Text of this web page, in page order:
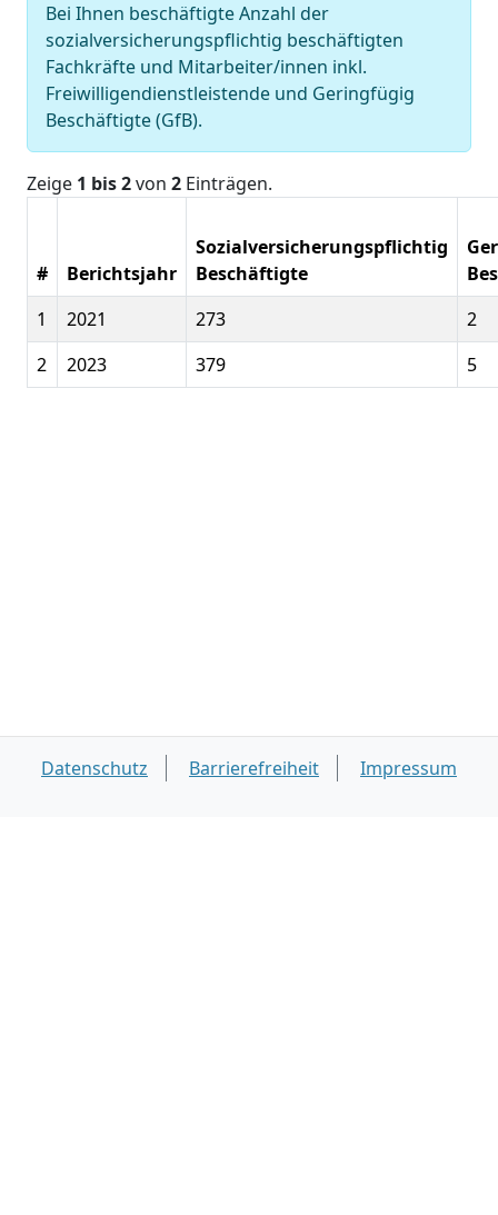
Bei Ihnen beschäftigte Anzahl der
sozialversicherungspflichtig beschäftigten
Fachkräfte und Mitarbeiter/innen inkl.
Freiwilligendienstleistende und Geringfügig
Beschäftigte (GfB).
Zeige 1 bis 2von 2 Einträgen.
# Berichtsjahr
Sozialversicherungspflichtig
Beschäftigte
1
2021 273
2
2
2023 379 5
Datenschutz Barrierefreiheit Impressum